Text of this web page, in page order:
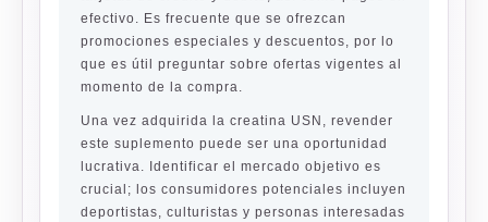
efectivo. Es frecuente que se ofrezcan
promociones especiales y descuentos, por lo
que es útil preguntar sobre ofertas vigentes al
momento de la compra.
Una vez adquirida la creatina USN, revender
este suplemento puede ser una oportunidad
lucrativa. Identificar el mercado objetivo es
crucial; los consumidores potenciales incluyen
deportistas, culturistas y personas interesadas